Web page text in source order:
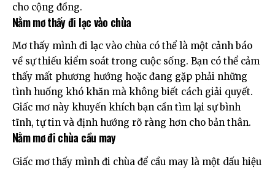
cho cộng đồng.
Nằm mơ thấy đi lạc vào chùa
Mơ thấy mình đi lạc vào chùa có thể là một cảnh báo
về sự thiếu kiểm soát trong cuộc sống. Bạn có thể cảm
thấy mất phương hướng hoặc đang gặp phải những
tình huống khó khăn mà không biết cách giải quyết.
Giấc mơ này khuyến khích bạn cần tìm lại sự bình
tĩnh, tự tin và định hướng rõ ràng hơn cho bản thân.
Nằm mơ đi chùa cầu may
Giấc mơ thấy mình đi chùa để cầu may là một dấu hiệu